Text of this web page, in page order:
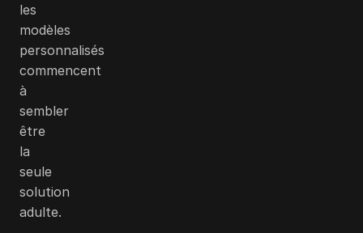
les
modèles
personnalisés
commencent
à
sembler
être
la
seule
solution
adulte.